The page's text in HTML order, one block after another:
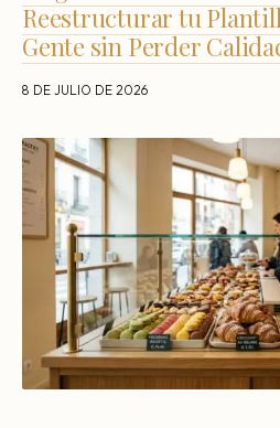
Reestructurar tu
Gente sin Perder
8 DE JULIO DE 2026